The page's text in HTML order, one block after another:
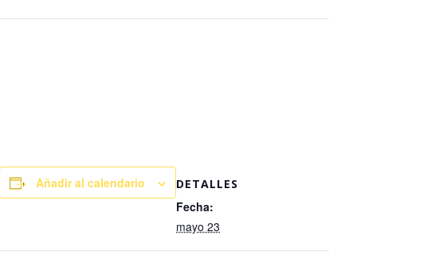
Añadir al calendario DETALLES
Fecha:
mayo 23